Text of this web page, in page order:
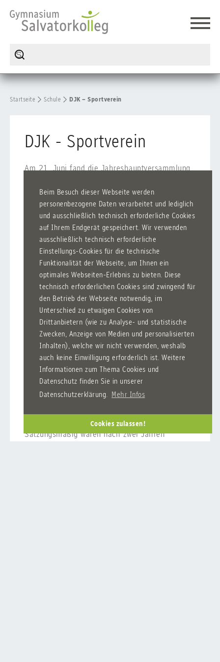
Beim Besuch dieser Webseite werden
personenbezogene Daten verarbeitet und lediglich
und ausschließlich technisch erforderliche Cookies
auf Ihrem Endgerät gespeichert. Wir verwenden
ausschließlich technisch erforderliche
Einstellungs-Cookies für die technische
Funktionalität der Webseite, um Ihnen ein
optimales Webseiten-Erlebnis zu bieten. Diese
technisch erforderlichen Cookies sind zwingend für
den Betrieb der Webseite notwendig, im
Unterschied zu etwaigen Cookies von
Drittanbietern (wie zu Analyse- und statistische
Zwecken, Anzeige von Medien und personalisierten
Inhalten), welche wir nicht verwenden, weshalb
auch keine Einwilligung erforderlich ist. Weitere
Informationen zum Thema Cookies und
Datenschutz finden Sie in unserer
Datenschutzerklärung. Mehr Infos
Cookies zulassen!
Startseite Schule DJK – Sportverein
DJK - Sportverein
Am 21. Juni fand die Jahreshauptversammlung
Salvatorkolleg statt. Nach der Begrüßung von
Hermann Schall berichten die Abteilungsleiter
der Abteilungen Basketball, Judo, Fußball und
Lehrersport von den Aktivitäten des des zu Ende
gehenden Schuljahres.
Die Basketballabteilung ist in zwei Altersstufen
unterteilt. Die älteren Spieler erreichten in der
vergangenen Saison die Endrunde in der
Bezirksliga Alb-Bodensee. Die Gruppe der
jüngeren Spieler wird ab jetzt von Matthäus
Bürkle und Andreas Schönit betreut.
Auch aus der Abteilung Judo sind
Wettkampferfolge zu berichten, so erreichten
bei "Jugend trainiert für Olympia" zwei
Mannschaften den ersten und den dritten Platz
im Kreis Ravensburg.
Aus den Abteilungen Fußball und Lehrersport
sind konstante Mitgliederzahlen zu vermelden.
Satzungsmäßig waren nach zwei Jahren